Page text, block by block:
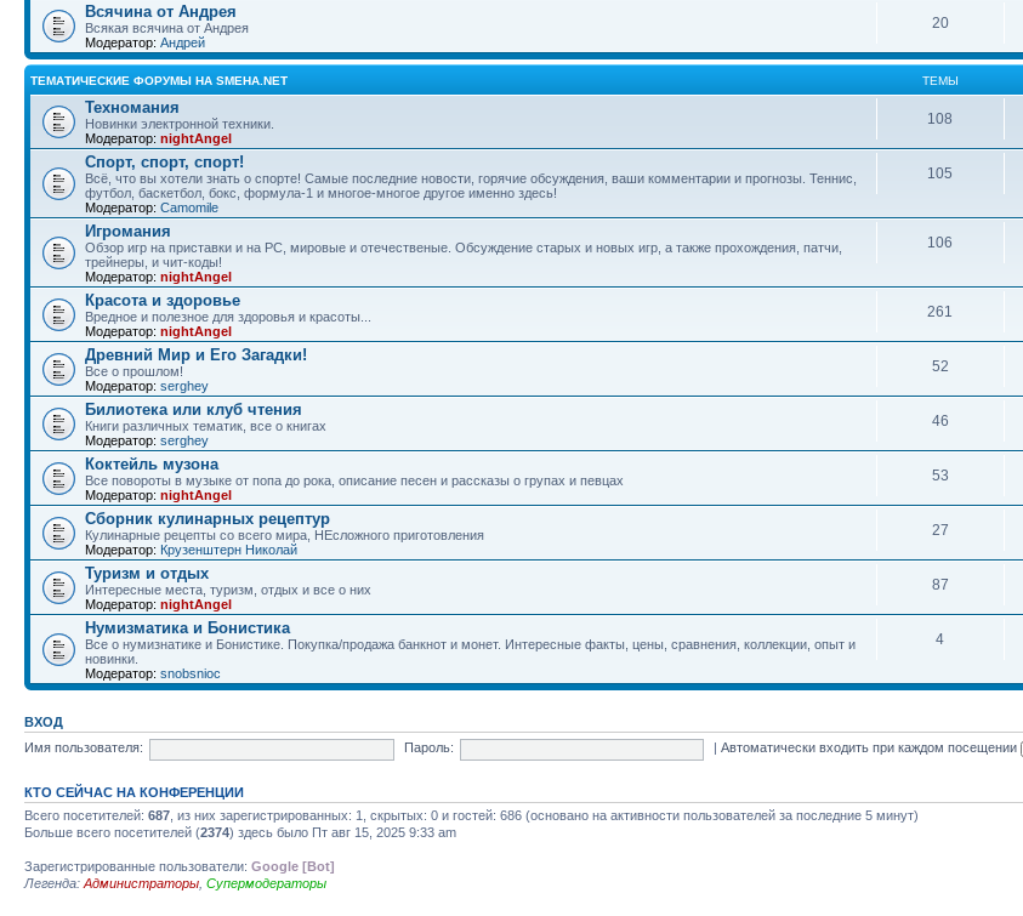
Всячина от Андрея
Всякая всячина от Андрея
Модератор: Андрей
20
ТЕМАТИЧЕСКИЕ ФОРУМЫ НА SMEHA.NET ТЕМЫ
Техномания
Новинки электронной техники.
Модератор: nightAngel
108
Спорт, спорт, спорт!
Всё, что вы хотели знать о спорте! Самые последние новости, горячие обсуждения, ваши комментарии и прогнозы. Теннис,
футбол, баскетбол, бокс, формула-1 и многое-многое другое именно здесь!
Модератор: Camomile
105
Игромания
Обзор игр на приставки и на PC, мировые и отечественые. Обсуждение старых и новых игр, а также прохождения, патчи,
трейнеры, и чит-коды!
Модератор: nightAngel
106
Красота и здоровье
Вредное и полезное для здоровья и красоты...
Модератор: nightAngel
261
Древний Мир и Его Загадки!
Все о прошлом!
Модератор: serghey
52
Билиотека или клуб чтения
Книги различных тематик, все о книгах
Модератор: serghey
46
Коктейль музона
Все повороты в музыке от попа до рока, описание песен и рассказы о групах и певцах
Модератор: nightAngel
53
Сборник кулинарных рецептур
Кулинарные рецепты со всего мира, НЕсложного приготовления
Модератор: Крузенштерн Николай
27
Туризм и отдых
Интересные места, туризм, отдых и все о них
Модератор: nightAngel
87
Нумизматика и Бонистика
Все о нумизнатике и Бонистике. Покупка/продажа банкнот и монет. Интересные факты, цены, сравнения, коллекции, опыт и
новинки.
Модератор: snobsnioc
4
ВХОД
Имя пользователя:
Пароль: |Автоматически входить при каждом посещении
КТО СЕЙЧАС НА КОНФЕРЕНЦИИ
Всего посетителей: 687 , из них зарегистрированных: 1, скрытых: 0 и гостей: 686 (основано на активности пользователей за последние 5 минут)
Больше всего посетителей (2374) здесь было Пт авг 15, 2025 9:33 am
Зарегистрированные пользователи: Google [Bot]
Легенда: Администраторы Супермодераторы